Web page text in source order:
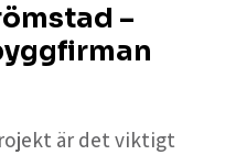
–
är det viktigt